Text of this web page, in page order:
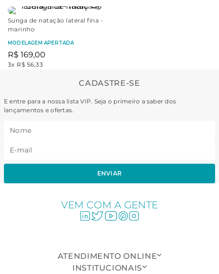
Sunga de natação lateral fina -
marinho
MODELAGEM APERTADA
R$ 169,00
3x R$ 56,33
CADASTRE-SE
E entre para a nossa lista VIP. Seja o primeiro a saber dos
lançamentos e ofertas.
ENVIAR
VEM COM A GENTE
ATENDIMENTO ONLINE
INSTITUCIONAIS